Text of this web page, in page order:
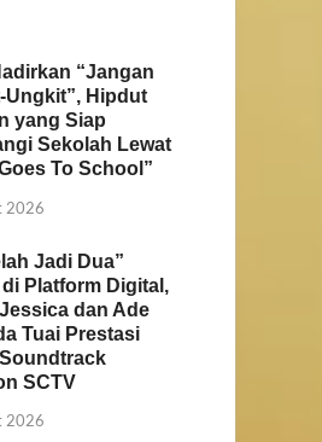
“Jangan
Ungkit”, Hipdut
yang Siap
Sekolah Lewat
To School”
2026
Jadi Dua”
di Platform Digital,
dan Ade
Tuai Prestasi
SCTV
2026